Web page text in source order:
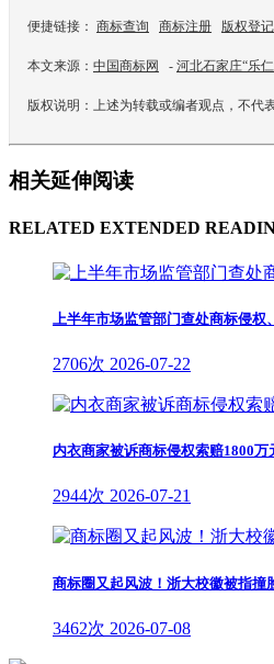
便捷链接： 商标查询 商标注册 版权登记
本文来源： 中国商标网 - 河北石家庄“乐
版权说明：上述为转载或编者观点，不代
相关延伸阅读
RELATED EXTENDED
上半年市场监管部门查处商标侵
2706次 2026-07-22
内衣商家被诉商标侵权索赔1800
2944次 2026-07-21
商标圈又起风波！浙大校徽被指撞
3462次 2026-07-08